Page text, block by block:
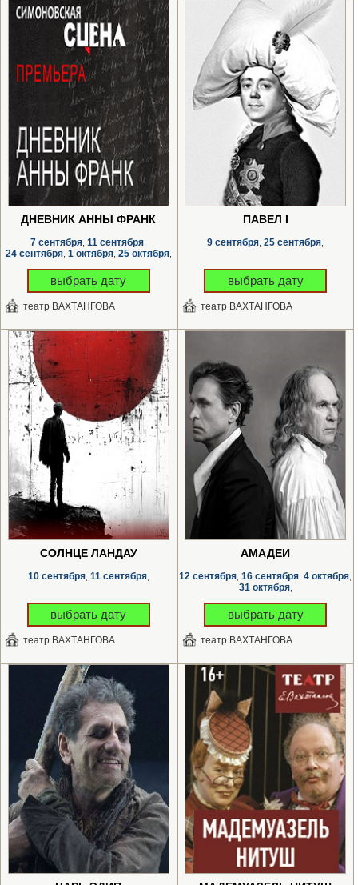
ДНЕВНИК АННЫ ФРАНК
7 сентября 11 сентября
24 сентября, 1 октября, 25 октября,
выбрать дату
театр ВАХТАНГОВА
ПАВЕЛ I
9 сентября 25 сентября
выбрать дату
театр ВАХТАНГОВА
СОЛНЦЕ ЛАНДАУ
10 сентября, 11 сентября,
выбрать дату
театр ВАХТАНГОВА
АМАДЕЙ
12 сентября 16 сентября 4 октября
31 октября,
выбрать дату
театр ВАХТАНГОВА